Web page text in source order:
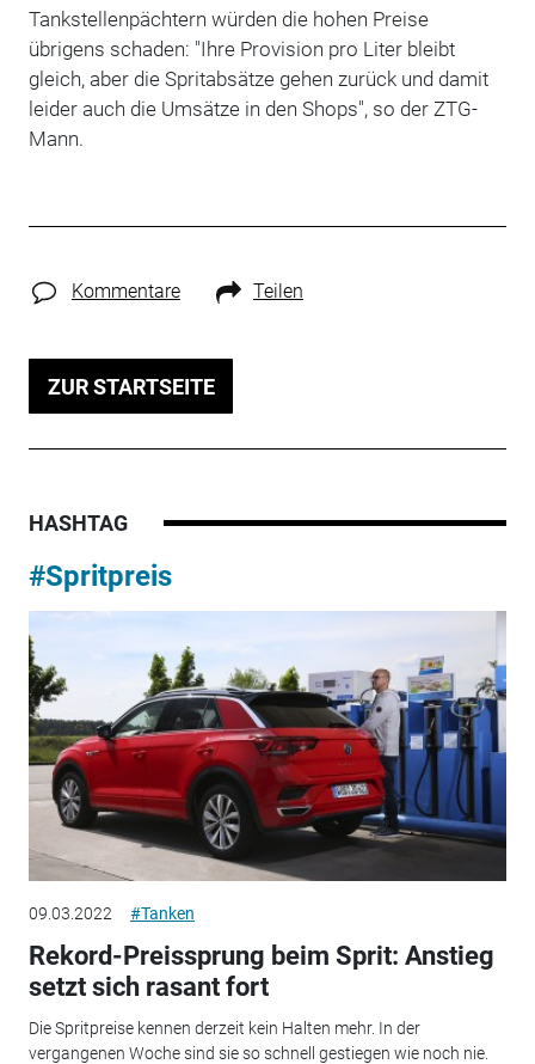
Tankstellenpächtern würden die hohen Preise
übrigens schaden: "Ihre Provision pro Liter bleibt
gleich, aber die Spritabsätze gehen zurück und damit
leider auch die Umsätze in den Shops", so der ZTG-
Mann.
Kommentare Teilen
ZUR STARTSEITE
HASHTAG
#Spritpreis
09.03.2022 #Tanken
Rekord-Preissprung beim Sprit: Anstieg
setzt sich rasant fort
Die Spritpreise kennen derzeit kein Halten mehr. In der
vergangenen Woche sind sie so schnell gestiegen wie noch nie.